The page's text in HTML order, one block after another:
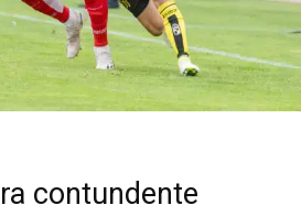
contundente